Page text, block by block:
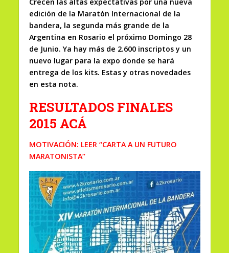
Crecen las altas expectativas por una nueva
edición de la Maratón Internacional de la
bandera, la segunda más grande de la
Argentina en Rosario el próximo Domingo 28
de Junio. Ya hay más de 2.600 inscriptos y un
nuevo lugar para la expo donde se hará
entrega de los kits. Estas y otras novedades
en esta nota.
RESULTADOS FINALES
2015 ACÁ
MOTIVACIÓN: LEER “CARTA A UN FUTURO
MARATONISTA“